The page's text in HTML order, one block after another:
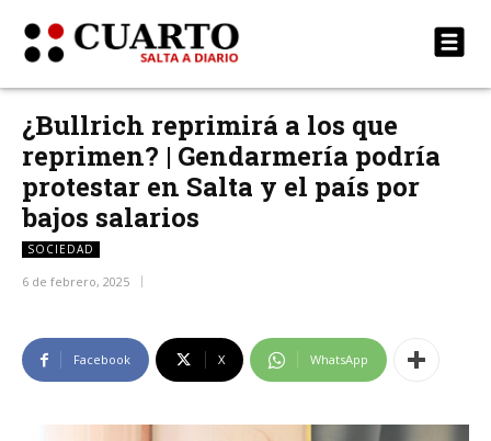
¿Bullrich reprimirá a los que
reprimen? | Gendarmería podría
protestar en Salta y el país por
bajos salarios
SOCIEDAD
6 de febrero, 2025
Facebook X WhatsApp